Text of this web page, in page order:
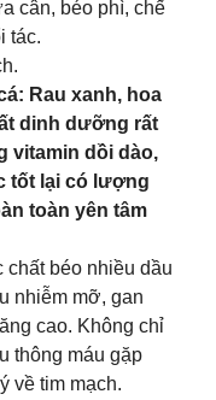
cân, béo phì, chế
tác.
Rau xanh, hoa
dinh dưỡng rất
vitamin dồi dào,
tốt lại có lượng
toàn yên tâm
chất béo nhiều dầu
nhiễm mỡ, gan
cao. Không chỉ
thông máu gặp
về tim mạch.